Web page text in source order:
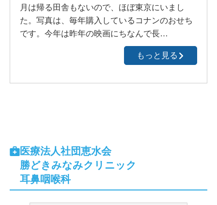
月は帰る田舎もないので、ほぼ東京にいまし
た。写真は、毎年購入しているコナンのおせち
です。今年は昨年の映画にちなんで長…
もっと見る
医療法人社団恵水会
勝どきみなみクリニック
耳鼻咽喉科